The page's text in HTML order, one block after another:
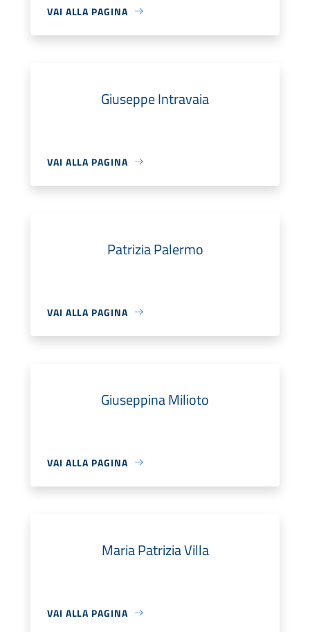
VAI ALLA PAGINA
Giuseppe Intravaia
VAI ALLA PAGINA
Patrizia Palermo
VAI ALLA PAGINA
Giuseppina Milioto
VAI ALLA PAGINA
Maria Patrizia Villa
VAI ALLA PAGINA